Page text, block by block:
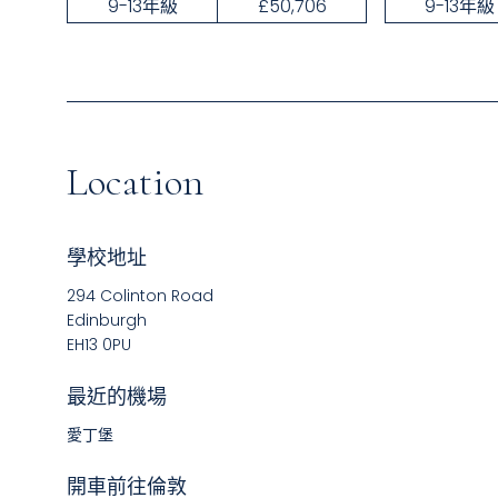
9-13年級
£50,706
9-13年級
Location
學校地址
294 Colinton Road
Edinburgh
EH13 0PU
最近的機場
愛丁堡
開車前往倫敦